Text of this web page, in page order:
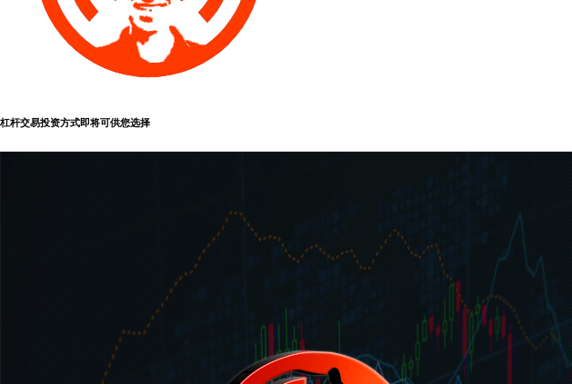
杠杆交易投资方式即将可供您选择